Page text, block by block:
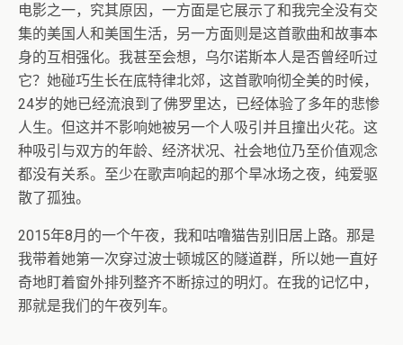
电影之一，究其原因，一方面是它展示了和我完全没有交
集的美国人和美国生活，另一方面则是这首歌曲和故事本
身的互相强化。我甚至会想，乌尔诺斯本人是否曾经听过
它？她碰巧生长在底特律北郊，这首歌响彻全美的时候，
24岁的她已经流浪到了佛罗里达，已经体验了多年的悲惨
人生。但这并不影响她被另一个人吸引并且撞出火花。这
种吸引与双方的年龄、经济状况、社会地位乃至价值观念
都没有关系。至少在歌声响起的那个旱冰场之夜，纯爱驱
散了孤独。
2015年8月的一个午夜，我和咕噜猫告别旧居上路。那是
我带着她第一次穿过波士顿城区的隧道群，所以她一直好
奇地盯着窗外排列整齐不断掠过的明灯。在我的记忆中，
那就是我们的午夜列车。